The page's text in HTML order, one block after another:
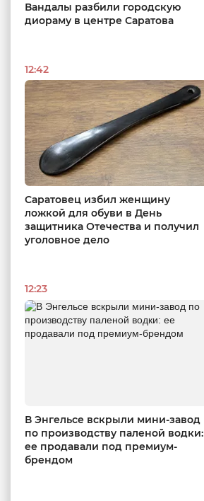
Вандалы разбили городскую
диораму в центре Саратова
12:42
Саратовец избил женщину
ложкой для обуви в День
защитника Отечества и получил
уголовное дело
12:23
В Энгельсе вскрыли мини-завод
по производству паленой водки:
ее продавали под премиум-
брендом